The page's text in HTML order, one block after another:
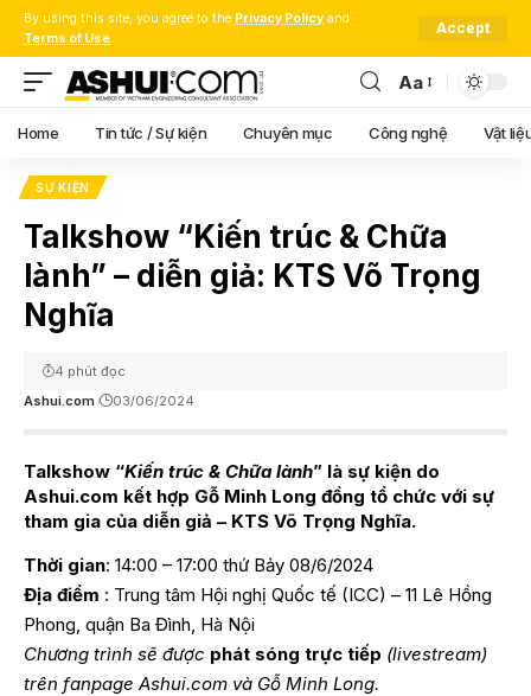
By using this site, you agree to the Privacy Policy and
Terms of Use.
Accept
Font
Resizer
Aa
Home Tin tức / Sự kiện Chuyên mục Công nghệ Vật
SỰ KIỆN
Talkshow “Kiến trúc & Chữa
lành” – diễn giả: KTS Võ Trọng
Nghĩa
Ashui.com 03/06/2024
4 phút đọc
Talkshow “Kiến trúc & Chữa lành” là sự kiện do
Ashui.com kết hợp Gỗ Minh Long đồng tổ chức với sự
tham gia của diễn giả – KTS Võ Trọng Nghĩa.
Thời gian: 14:00 – 17:00 thứ Bảy 08/6/2024
Địa điểm : Trung tâm Hội nghị Quốc tế (ICC) – 11 Lê Hồng
Phong, quận Ba Đình, Hà Nội
Chương trình sẽ được phát sóng trực tiếp (livestream)
trên fanpage Ashui.com và Gỗ Minh Long.